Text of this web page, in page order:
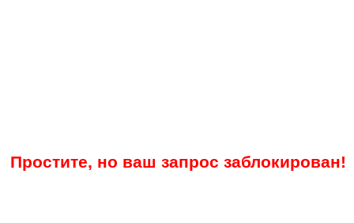
Простите, но ваш запрос заблокирован!